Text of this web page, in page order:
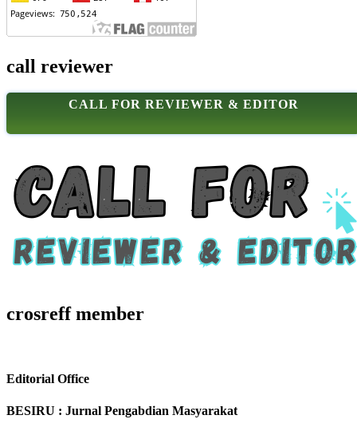
call reviewer
CALL FOR REVIEWER & EDITOR
crosreff member
Editorial Office
BESIRU : Jurnal Pengabdian Masyarakat